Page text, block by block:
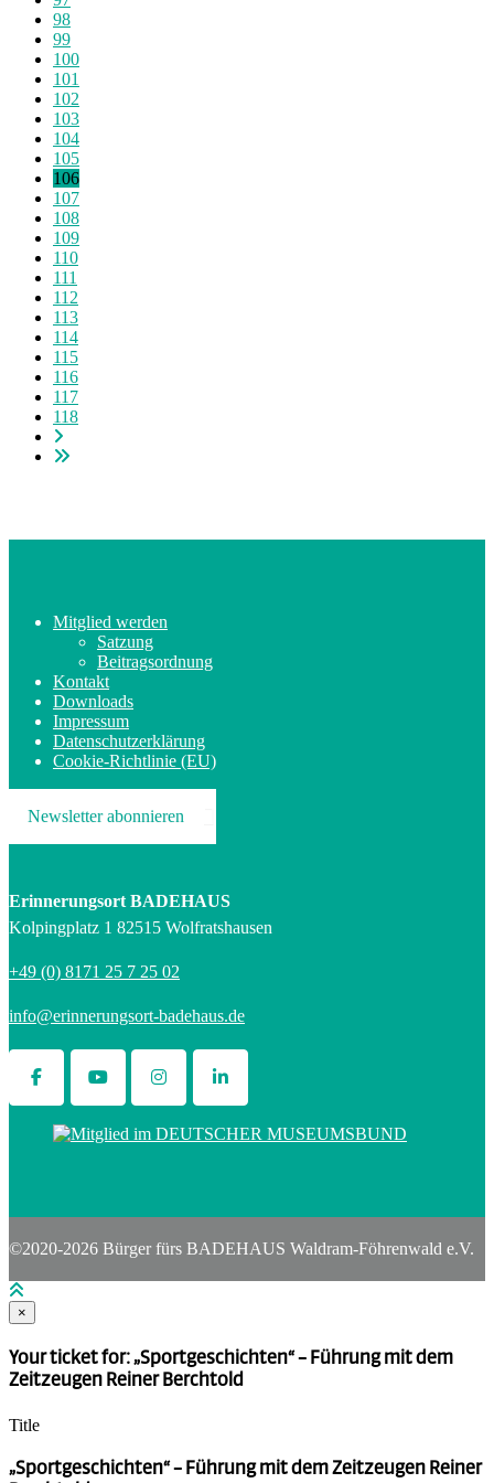
98
99
100
101
102
103
104
105
106
107
108
109
110
111
112
113
114
115
116
117
118
Mitglied werden
Satzung
Beitragsordnung
Kontakt
Downloads
Impressum
Datenschutzerklärung
Cookie-Richtlinie (EU)
Newsletter abonnieren
Erinnerungsort BADEHAUS
Kolpingplatz 1 82515 Wolfratshausen
+49 (0) 8171 25 7 25 02
info@erinnerungsort-badehaus.de
©2020-2026 Bürger fürs BADEHAUS Waldram-Föhrenwald e.V.
×
Your ticket for: „Sportgeschichten“ – Führung mit dem
Zeitzeugen Reiner Berchtold
Title
„Sportgeschichten“ – Führung mit dem Zeitzeugen Reiner